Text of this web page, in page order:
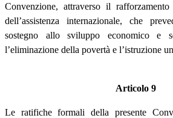
Convenzione, attraverso il
dell’assistenza internazionale, che
sostegno allo sviluppo economico e
l’eliminazione della povertà e l’istruzione
Articolo 9
Le ratifiche formali della presente